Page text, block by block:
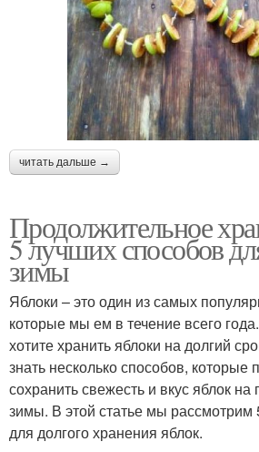
читать дальше →
Продолжительное
5 лучших способов
зимы
Яблоки – это один из самых
которые мы ем в течение всего
хотите хранить яблоки на долгий
знать несколько способов, которые
сохранить свежесть и вкус яблок
зимы. В этой статье мы рассмотрим
для долгого хранения яблок.